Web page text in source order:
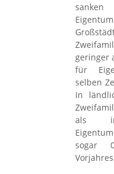
geringer
für
selben
In
als
sogar